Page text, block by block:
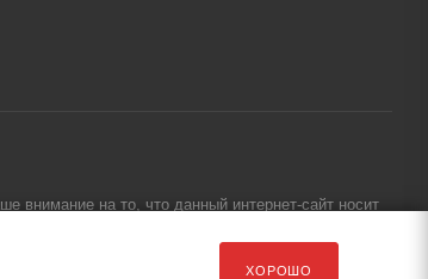
на то, что данный интернет-сайт носит
ХОРОШО